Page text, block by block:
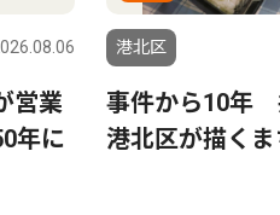
営業
年に
港北区
事件から10年
港北区が描く